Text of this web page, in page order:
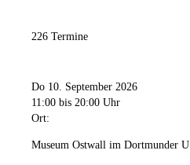
226 Termine
Do 10. September 2026
11:00 bis 20:00 Uhr
Ort:
Museum Ostwall im Dortmunder U